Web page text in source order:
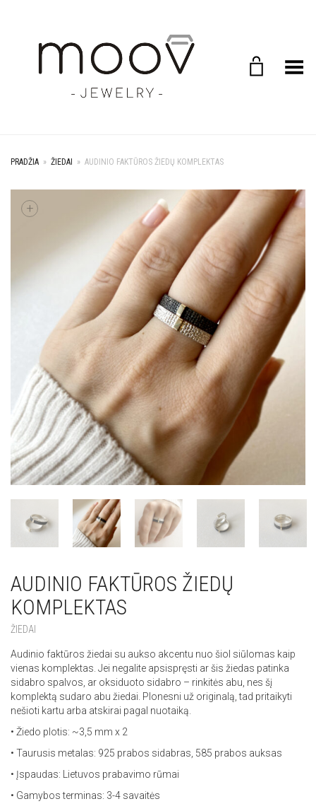
Toggle Menu
PRADŽIA » ŽIEDAI » AUDINIO FAKTŪROS ŽIEDŲ KOMPLEKTAS
+
AUDINIO FAKTŪROS ŽIEDŲ
KOMPLEKTAS
ŽIEDAI
Audinio faktūros žiedai su aukso akcentu nuo šiol siūlomas kaip
vienas komplektas. Jei negalite apsispręsti ar šis žiedas patinka
sidabro spalvos, ar oksiduoto sidabro – rinkitės abu, nes šį
komplektą sudaro abu žiedai. Plonesni už originalą, tad pritaikyti
nešioti kartu arba atskirai pagal nuotaiką.
• Žiedo plotis: ~3,5 mm x 2
• Taurusis metalas: 925 prabos sidabras, 585 prabos auksas
• Įspaudas: Lietuvos prabavimo rūmai
• Gamybos terminas: 3-4 savaitės